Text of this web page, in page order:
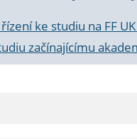
ke studiu na FF
začínajícímu